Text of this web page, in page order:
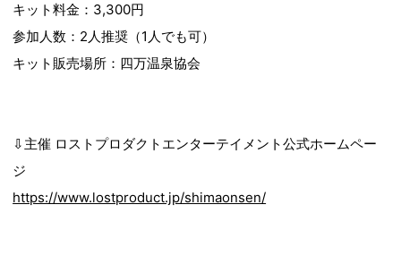
キット料金：3,300円
参加人数：2人推奨（1人でも可）
キット販売場所：四万温泉協会
⇩主催 ロストプロダクトエンターテイメント公式ホームペー
ジ
https://www.lostproduct.jp/shimaonsen/